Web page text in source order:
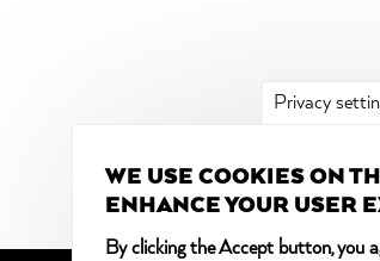
Privacy
WE USE COOKIES ON
ENHANCE YOUR USER
By clicking the Accept button, you